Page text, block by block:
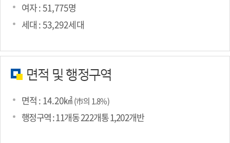
여자 : 51,775명
세대 : 53,292세대
면적 및 행정구역
면적 : 14.20㎢(巿의 1.8%)
행정구역 : 11개동 222개통 1,202개반